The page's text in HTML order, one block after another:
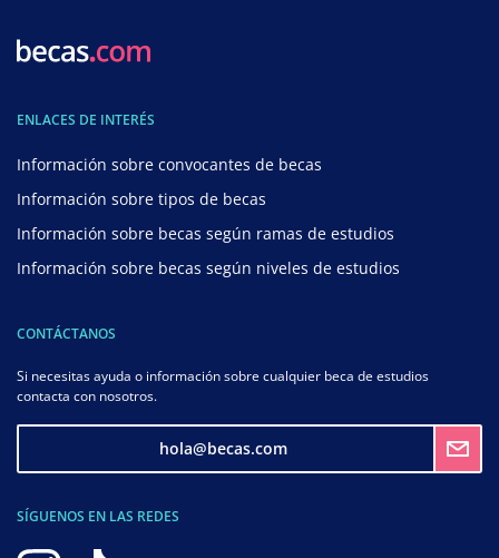
ENLACES DE INTERÉS
Información sobre convocantes de becas
Información sobre tipos de becas
Información sobre becas según ramas de estudios
Información sobre becas según niveles de estudios
CONTÁCTANOS
Si necesitas ayuda o información sobre cualquier beca de estudios
contacta con nosotros.
hola@becas.com
SÍGUENOS EN LAS REDES